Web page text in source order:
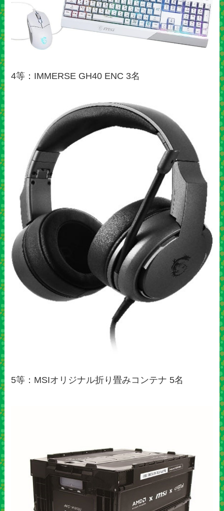
4等：IMMERSE GH40 ENC 3名
5等：MSIオリジナル折り畳みコンテナ 5名